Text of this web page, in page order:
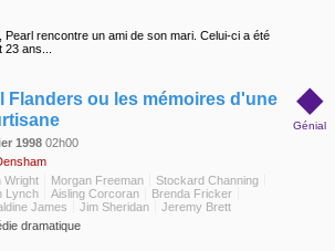
Pearl rencontre un ami de son mari. Celui-ci a été
ans...
◆
Génial
Flanders ou les mémoires d'une
1998 02h00
Wright
Morgan Freeman
Stockard Channing
Lynch
Aisling Corcoran
Brenda Fricker
James
Jim Sheridan
Jeremy Brett
dramatique